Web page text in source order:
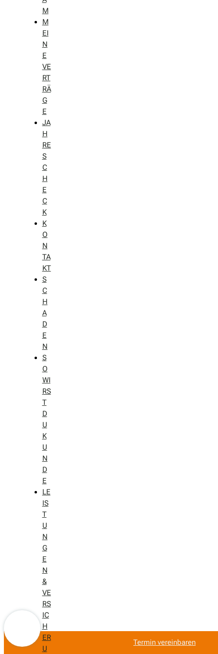
Termin vereinbaren
M
M
EI
N
E
VE
RT
RÄ
G
E
JA
H
RE
S
C
H
E
C
K
K
O
N
TA
KT
S
C
H
A
D
E
N
S
O
WI
RS
T
D
U
K
U
N
D
E
LE
IS
T
U
N
G
E
N
&
VE
RS
IC
H
ER
U